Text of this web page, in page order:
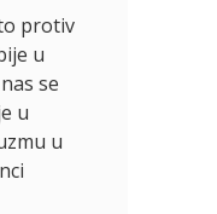
protiv
u
se
u
u